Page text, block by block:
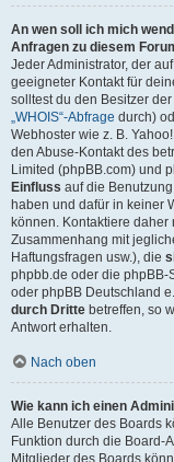
An wen soll ich mich
Anfragen zu diesem
Jeder Administrator, der
geeigneter Kontakt für
solltest du den Besitzer
„WHOIS“-Abfrage durch)
Webhoster wie z. B.
den Abuse-Kontakt des
Limited (phpBB.com) und
Einfluss auf die
haben und dafür in keiner
können. Kontaktiere
Zusammenhang mit
Haftungsfragen usw.), die
phpbb.de oder die phpBB-
oder phpBB Deutschland
durch Dritte betreffen, so
Antwort erhalten.
Nach oben
Wie kann ich einen
Alle Benutzer des Boards
Funktion durch die Board-
Mitglieder des Boards